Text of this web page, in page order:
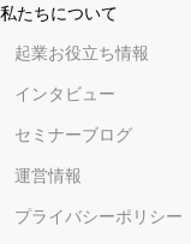
私たちについて
起業お役立ち情報
インタビュー
セミナーブログ
運営情報
プライバシーポリシー